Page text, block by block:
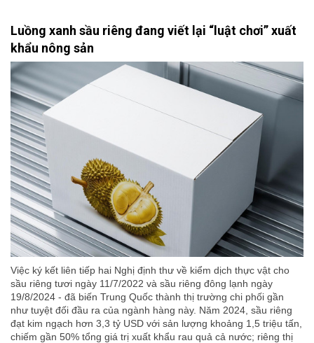
Luồng xanh sầu riêng đang viết lại “luật chơi” xuất
khẩu nông sản
Việc ký kết liên tiếp hai Nghị định thư về kiểm dịch thực vật cho
sầu riêng tươi ngày 11/7/2022 và sầu riêng đông lạnh ngày
19/8/2024 - đã biến Trung Quốc thành thị trường chi phối gần
như tuyệt đối đầu ra của ngành hàng này. Năm 2024, sầu riêng
đạt kim ngạch hơn 3,3 tỷ USD với sản lượng khoảng 1,5 triệu tấn,
chiếm gần 50% tổng giá trị xuất khẩu rau quả cả nước; riêng thị